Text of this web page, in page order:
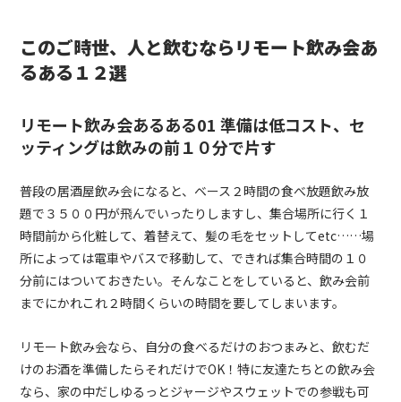
このご時世、人と飲むならリモート飲み会あ
るある１２選
リモート飲み会あるある01 準備は低コスト、セ
ッティングは飲みの前１０分で片す
普段の居酒屋飲み会になると、ベース２時間の食べ放題飲み放
題で３５００円が飛んでいったりしますし、集合場所に行く１
時間前から化粧して、着替えて、髪の毛をセットしてetc……場
所によっては電車やバスで移動して、できれば集合時間の１０
分前にはついておきたい。そんなことをしていると、飲み会前
までにかれこれ２時間くらいの時間を要してしまいます。
リモート飲み会なら、自分の食べるだけのおつまみと、飲むだ
けのお酒を準備したらそれだけでOK！特に友達たちとの飲み会
なら、家の中だしゆるっとジャージやスウェットでの参戦も可